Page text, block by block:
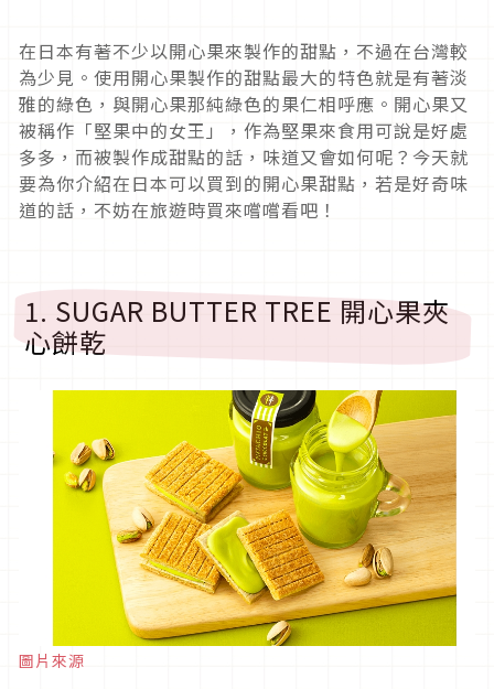
在日本有著不少以開心果來製作的甜點，不過在台灣較
為少見。使用開心果製作的甜點最大的特色就是有著淡
雅的綠色，與開心果那純綠色的果仁相呼應。開心果又
被稱作「堅果中的女王」，作為堅果來食用可說是好處
多多，而被製作成甜點的話，味道又會如何呢？今天就
要為你介紹在日本可以買到的開心果甜點，若是好奇味
道的話，不妨在旅遊時買來嚐嚐看吧！
1. SUGAR BUTTER TREE 開心果夾
心餅乾
圖片來源